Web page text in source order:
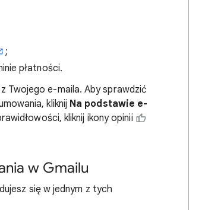
;
płatności.
Twojego e-maila. Aby sprawdzić
kliknij Na podstawie e-
kliknij ikony opinii
w Gmailu
się w jednym z tych